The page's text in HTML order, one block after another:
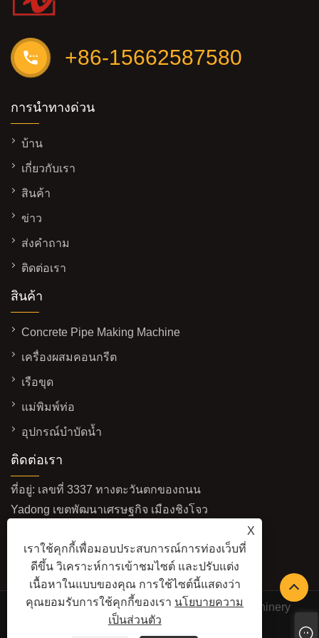
X
เราใช้คุกกี้เพื่อมอบประสบการณ์การท่องเว็บที่
ดีขึ้น วิเคราะห์การเข้าชมไซต์ และปรับแต่ง
เนื้อหาในแบบของคุณ การใช้ไซต์นี้แสดงว่า
คุณยอมรับการใช้คุกกี้ของเรา นโยบายความ
เป็นส่วนตัว
+86-15662587580
การนำทางด่วน
บ้าน
เกี่ยวกับเรา
สินค้า
ข่าว
ส่งคำถาม
ติดต่อเรา
สินค้า
Concrete Pipe Making Machine
เครื่องผสมคอนกรีต
เรือขุด
แม่พิมพ์ท่อ
อุปกรณ์บำบัดน้ำ
ติดต่อเรา
ที่อยู่: เลขที่ 3337 ทางตะวันตกของถนน
Yadong เขตพัฒนาเศรษฐกิจ เมืองชิงโจว
อีเมล: sales@baolaimachinery.com
+86-15662587580
ลิขสิทธิ์© 2024 Qingzhou Water Conservancy Machinery
Factory Co., Ltd. สงวนลิขสิทธิ์